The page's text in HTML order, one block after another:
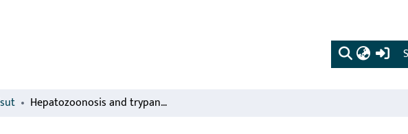
Hepatozoonosis and trypanosomiasis in Norwegian lemmings, Lemmus lemmus, in Finland